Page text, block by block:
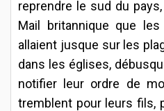
reprendre le sud du
Mail britannique que
allaient jusque sur les
dans les églises,
notifier leur ordre de
tremblent pour leurs fils,